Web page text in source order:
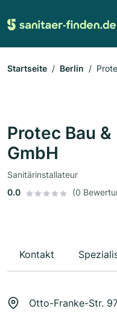
Startseite Berlin
Protec Bau
GmbH
Sanitärinstallateur
0.0
(0
Kontakt
Otto-Franke-Str.